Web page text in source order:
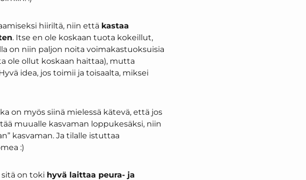
hiiriltä, niin että kastaa
. Itse en ole koskaan tuota kokeillut,
on niin paljon noita voimakastuoksuisia
ole ollut koskaan haittaa), mutta
idea, jos toimii ja toisaalta, miksei
on myös siinä mielessä kätevä, että jos
muualle kasvaman loppukesäksi, niin
kasvaman. Ja tilalle istuttaa
:)
on toki hyvä laittaa peura- ja